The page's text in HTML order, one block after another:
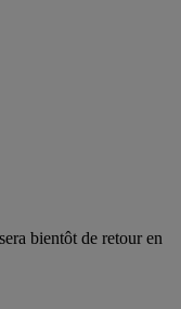
bientôt de retour en